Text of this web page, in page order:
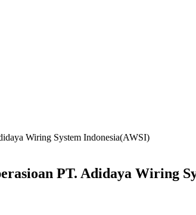
Wiring System Indonesia(AWSI)
PT. Adidaya Wiring